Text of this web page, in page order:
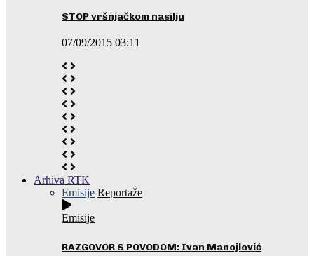
STOP vršnjačkom nasilju
07/09/2015 03:11
Arhiva RTK
Emisije Reportaže
Emisije
RAZGOVOR S POVODOM: Ivan Manojlović